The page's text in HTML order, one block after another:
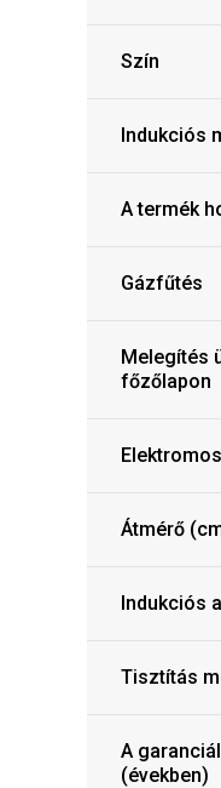
Szín
Indukciós
A termék
Gázfűtés
Melegítés
főzőlapon
Átmérő
Indukciós
Tisztítás
A
(években)